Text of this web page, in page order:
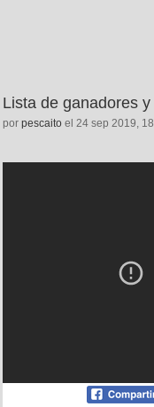
Lista de ganadores
por pescaito el 24 sep 2019,